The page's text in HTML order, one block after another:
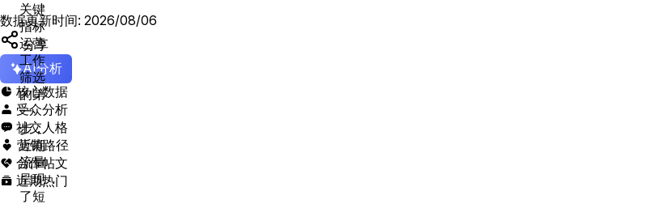
数据更新时间: 2026/08/06
分享
AI分析
 核心数据
 受众分析
 社交人格
 营销路径
 合作帖文
 近期热门
关键
指标
运营
工作
筛选
的第
一
步，
近期
流量
呈现
了短